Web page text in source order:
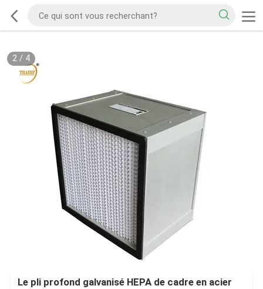
2/ 4
Le pli profond galvanisé HEPA de cadre en acier